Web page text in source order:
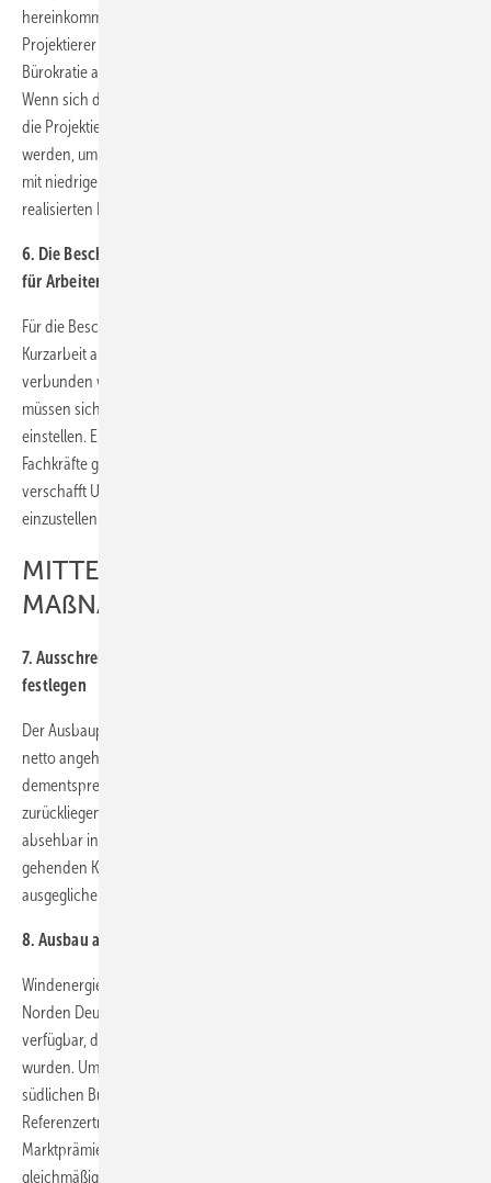
hereinkommenden Aufträgen einstellt. Dafür brauchen die
Projektierer die Perspektive, dass Genehmigungshürden entfallen,
Bürokratie abgebaut wird und gerichtliche Verfahren gestrafft werden.
Wenn sich diese positive Stimmung in der Branche einstellt, müssen
die Projektierer bei der zeitnahen Bestellung von Anlagen unterstützt
werden, um weitere Umsetzungsrisiken zu vermindern. KfW-Kredite
mit niedrigen Zinsen und KfW-Ausfallbürgschaften bei nicht
realisierten Projekten sehen wir als eine geeignete Möglichkeit.
6. Die Beschäftigten im Blick haben – Qualifizierungs-Kurzarbeit
für ArbeiterInnen
Für die Beschäftigten kriselnder Unternehmen muss daher die
Kurzarbeit auf 24 Monate ausgeweitet und mit Qualifizierung
verbunden werden. Denn auch und gerade in der Windbranche
müssen sich die Beschäftigten auf neueste technische Entwicklungen
einstellen. Eine solche „Qualifizierungs-Kurzarbeit“ trägt dazu bei, dass
Fachkräfte gehalten und weiterqualifiziert werden können und
verschafft Unternehmen Luft, sich auf neue Anforderungen
einzustellen.
MITTEL- UND LANGFRISTIGE
MAßNAHMEN:
7. Ausschreibemengen erhöhen und Ausbauziele gesetzlich
festlegen
Der Ausbaupfad für Wind an Land muss auf 5.000 - 6.000 Megawatt
netto angehoben und die Aus-schreibungen für Wind müssen
dementsprechend angepasst werden. Die bisher in den
zurückliegenden Ausschreibungen unterzeichneten Mengen und die
absehbar in den kommenden Jahren durch Stilllegungen verloren
gehenden Kapazitäten müssen in kommenden Ausschreibungen
ausgeglichen werden.
8. Ausbau auch in den Südländern ermöglichen
Windenergieanlagen stehen heute ganz überwiegend im windreichen
Norden Deutschlands. Inzwischen sind jedoch auch Anlagen
verfügbar, die speziell für windschwächere Regionen konzipiert
wurden. Um den Ausbau der Windenergie in den windschwächeren
südlichen Bundesländern zu unterstützen, muss das
Referenzertragsmodell erweitert und im Rahmen des EEG die
Marktprämie für 60%-Standorte eingeführt werden. Denn ohne einen
gleichmäßigeren deutschlandweiten Ausbau der Windenergie wird